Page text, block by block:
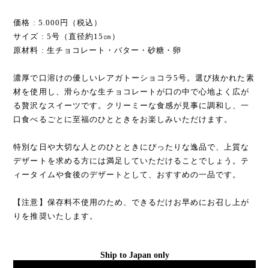
価格 : 5.000円（税込）
サイズ : 5号（直径約15㎝）
原材料 : 生チョコレート・バター・砂糖・卵
濃厚で口溶けの優しいレアガトーショコラ5号。選び抜かれた素
材を使用し、滑らかな生チョコレートが口の中で心地よく広が
る贅沢なスイーツです。クリーミーな食感が見事に調和し、一
口食べるごとに至福のひとときをお楽しみいただけます。
特別な日や大切な人とのひとときにぴったりな逸品で、上質な
デザートを求める方には満足していただけることでしょう。テ
ィータイムや食後のデザートとして、おすすめの一品です。
【注意】保存料不使用のため、できるだけお早めにお召し上が
りを推奨いたします。
Ship to Japan only